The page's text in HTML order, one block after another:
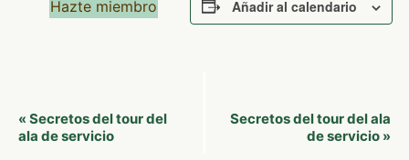
Hazte miembro Añadir al calendario
Navegación
del
« Secretos del tour del
ala de servicio
Secretos del tour del ala
de servicio »